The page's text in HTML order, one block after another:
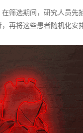
筛选期间，研究人员先
再将这些患者随机化安